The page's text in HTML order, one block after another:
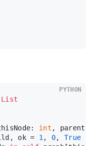
List
int ,
ok =
1 , 0, True
PYTHON